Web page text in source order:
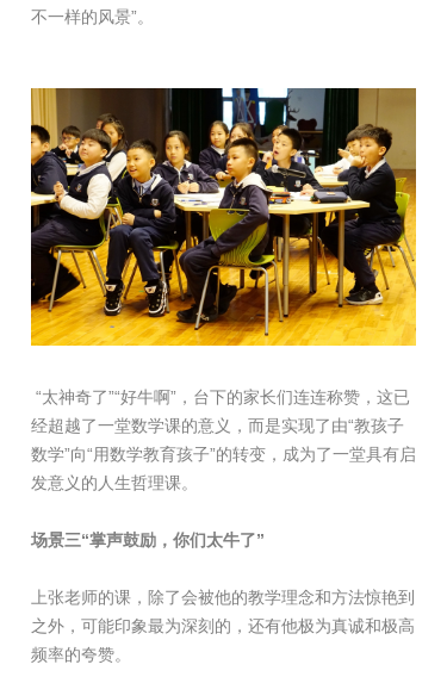
不一样的风景”。
“太神奇了”“好牛啊”，台下的家长们连连称赞，这已
经超越了一堂数学课的意义，而是实现了由“教孩子
数学”向“用数学教育孩子”的转变，成为了一堂具有启
发意义的人生哲理课。
场景三“掌声鼓励，你们太牛了”
上张老师的课，除了会被他的教学理念和方法惊艳到
之外，可能印象最为深刻的，还有他极为真诚和极高
频率的夸赞。